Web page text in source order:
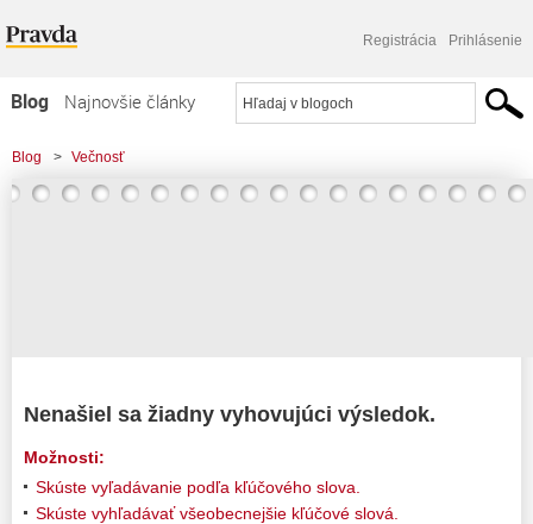
Registrácia Prihlásenie
Blog
Najnovšie články
Najčítanejšie články
Najkomentovanejšie články
Blog > Večnosť
Nenašiel sa žiadny vyhovujúci výsledok.
Možnosti:
Skúste vyľadávanie podľa kľúčového slova.
Skúste vyhľadávať všeobecnejšie kľúčové slová.